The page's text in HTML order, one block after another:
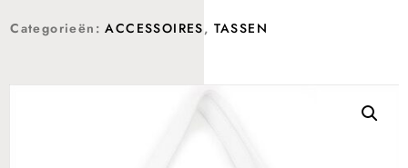
Categorieën:ACCESSOIRES, TASSEN